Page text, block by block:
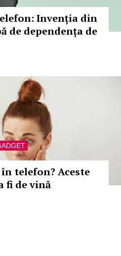
Invenția din
de dependența de
telefon? Aceste
fi de vină